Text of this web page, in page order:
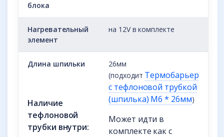
блока
Нагревательный
элемент
на 12V в комплекте
Длина шпильки
Наличие
тефлоновой
трубки внутри:
26мм
(подходит Термобарьер
с тефлоновой трубкой
(шпилька) M6 * 26мм)
Может идти в
комплекте как с